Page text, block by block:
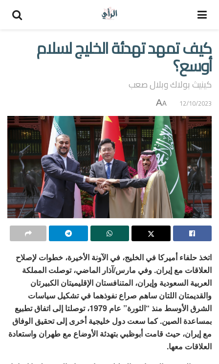
كيف تمهد تهدئة الخليج لسلام
أوسع؟
كينيث بولاك وبلال صعب
12/10/2023
A
A
اتخذ حلفاء أميركا في الخليج، في الآونة الأخيرة، خطوات لإصلاح
العلاقات مع إيران. وفي مارس/آذار الماضي، توصلت المملكة
العربية السعودية وإيران، المتنافستان الإقليميتان الكبيرتان
والقديمتان اللتان ساهم صراع نفوذهما في تشكيل سياسات
الشرق الأوسط منذ “الثورة” عام 1979، توصلتا إلى اتفاق تطبيع
بمساعدة الصين. كما سعت دول خليجية أخرى إلى تحقيق الوفاق
مع إيران، حيث قامت أبوظبي بتهدئة الأوضاع مع طهران واستعادة
العلاقات معها.